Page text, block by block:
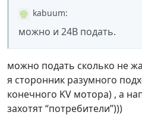
kabuum:
можно и 24В подать.
можно подать сколько не
я сторонник разумного
конечного KV мотора) , а
захотят “потребители”)))